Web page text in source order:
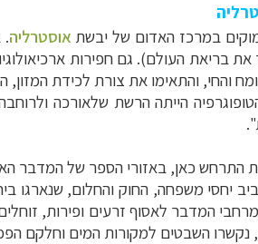
במרכז האדום של יבשת אוסטרליה.
את בריאת העולם). גםחפירות
והחי, והתאימו את צורת לכידת
הייתה הרשת שלאורכה
התרחש כאן, באזורי הספר של המדבר
יחסי משפחה, החוק והחלום,שנארגו
המדבר לאסוף זרעים ופירות,
נקשרו השבטים למקורותהמים וחלקם